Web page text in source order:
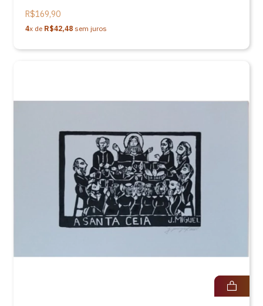
R$169,90
4x de R$42,48 sem juros